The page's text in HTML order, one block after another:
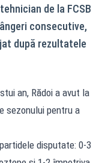
de la FCSB
consecutive,
după rezultatele
an, Rădoi a avut la
sezonului pentru a
disputate: 0-3